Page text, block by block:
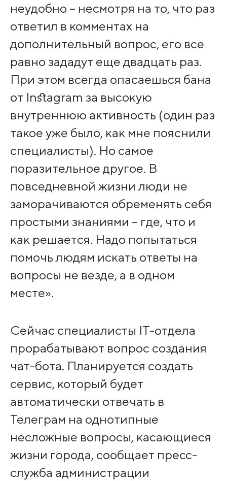
неудобно – несмотря на то, что раз
ответил в комментах на
дополнительный вопрос, его все
равно зададут еще двадцать раз.
При этом всегда опасаешься бана
от Instagram за высокую
внутреннюю активность (один раз
такое уже было, как мне пояснили
специалисты). Но самое
поразительное другое. В
повседневной жизни люди не
заморачиваются обременять себя
простыми знаниями – где, что и
как решается. Надо попытаться
помочь людям искать ответы на
вопросы не везде, а в одном
месте».
Сейчас специалисты IT-отдела
прорабатывают вопрос создания
чат-бота. Планируется создать
сервис, который будет
автоматически отвечать в
Телеграм на однотипные
несложные вопросы, касающиеся
жизни города, сообщает пресс-
служба администрации